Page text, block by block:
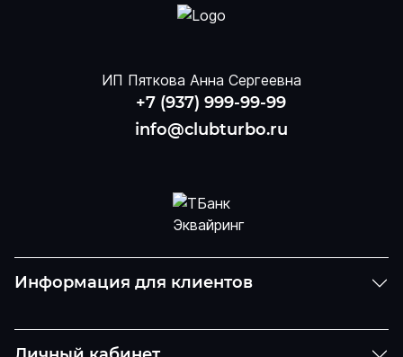
ИП Пяткова Анна Сергеевна
+7 (937) 999-99-99
info@clubturbo.ru
Информация для клиентов